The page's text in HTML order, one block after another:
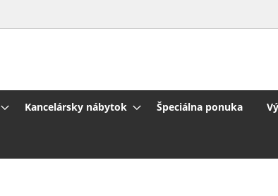
Kancelársky nábytok Špeciálna ponuka